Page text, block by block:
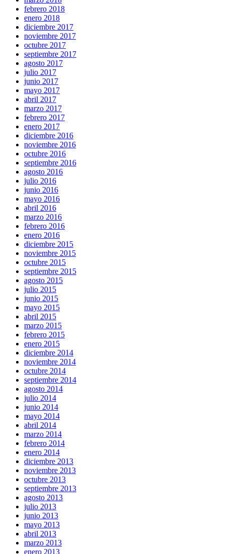
febrero 2018
enero 2018
diciembre 2017
noviembre 2017
octubre 2017
septiembre 2017
agosto 2017
julio 2017
junio 2017
mayo 2017
abril 2017
marzo 2017
febrero 2017
enero 2017
diciembre 2016
noviembre 2016
octubre 2016
septiembre 2016
agosto 2016
julio 2016
junio 2016
mayo 2016
abril 2016
marzo 2016
febrero 2016
enero 2016
diciembre 2015
noviembre 2015
octubre 2015
septiembre 2015
agosto 2015
julio 2015
junio 2015
mayo 2015
abril 2015
marzo 2015
febrero 2015
enero 2015
diciembre 2014
noviembre 2014
octubre 2014
septiembre 2014
agosto 2014
julio 2014
junio 2014
mayo 2014
abril 2014
marzo 2014
febrero 2014
enero 2014
diciembre 2013
noviembre 2013
octubre 2013
septiembre 2013
agosto 2013
julio 2013
junio 2013
mayo 2013
abril 2013
marzo 2013
enero 2013